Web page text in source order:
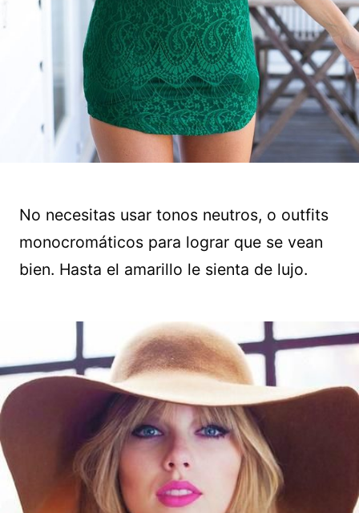
No necesitas usar tonos neutros, o outfits
monocromáticos para lograr que se vean
bien. Hasta el amarillo le sienta de lujo.